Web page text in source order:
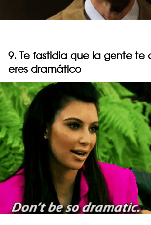
9. Te fastidia que la gente te
eres dramático